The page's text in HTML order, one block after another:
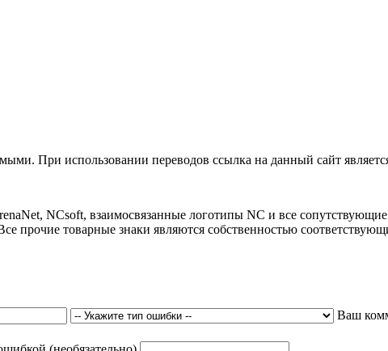
При использовании переводов ссылка на данный сайт
NCsoft, взаимосвязанные логотипы NC и все
прочие товарные знаки являются собственностью
Ваш